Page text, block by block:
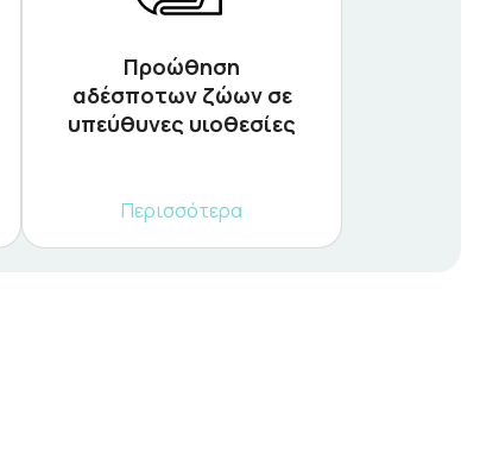
Προώθηση
αδέσποτων ζώων σε
υπεύθυνες υιοθεσίες
Περισσότερα